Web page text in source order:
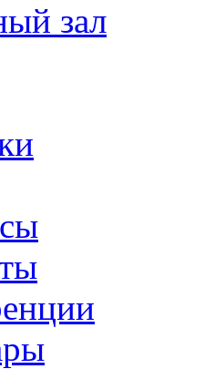
зал